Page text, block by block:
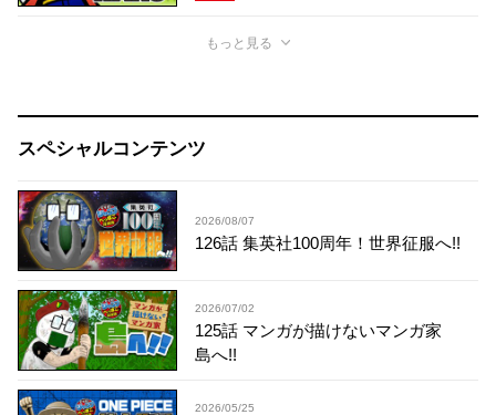
もっと見る
スペシャルコンテンツ
2026/08/07
126話 集英社100周年！世界征服へ!!
2026/07/02
125話 マンガが描けないマンガ家
島へ!!
2026/05/25